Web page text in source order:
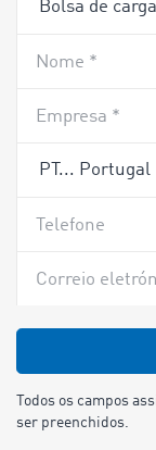
Nome *
Empresa *
Telefone
Correio
Todos os campos
ser preenchidos.